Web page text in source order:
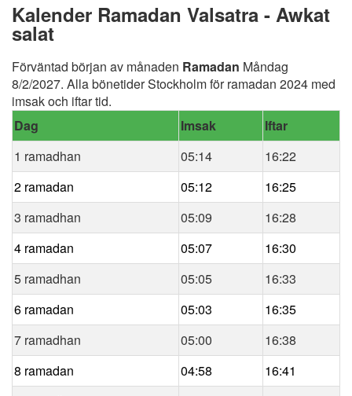
Kalender Ramadan Valsatra - Awkat
salat
Förväntad början av månaden Ramadan Måndag
8/2/2027. Alla bönetider Stockholm för ramadan 2024 med
imsak och iftar tid.
Dag
Imsak
Iftar
1 ramadhan
05:14
16:22
2 ramadan
05:12
16:25
3 ramadhan
05:09
16:28
4 ramadan
05:07
16:30
5 ramadhan
05:05
16:33
6 ramadan
05:03
16:35
7 ramadhan
05:00
16:38
8 ramadan
04:58
16:41